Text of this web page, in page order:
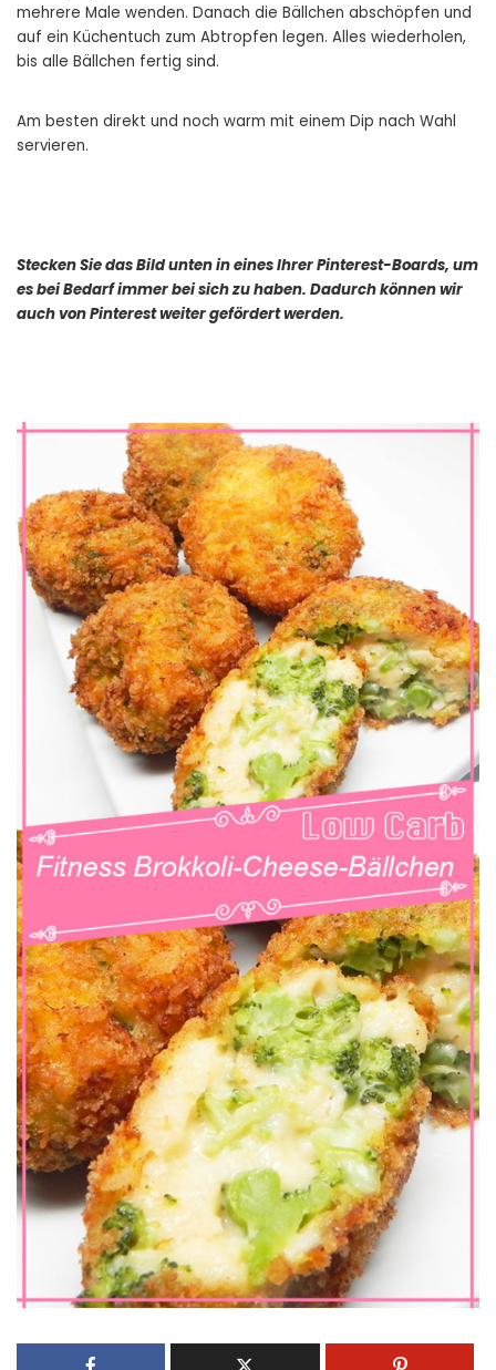
mehrere Male wenden. Danach die Bällchen abschöpfen und
auf ein Küchentuch zum Abtropfen legen. Alles wiederholen,
bis alle Bällchen fertig sind.
Am besten direkt und noch warm mit einem Dip nach Wahl
servieren.
Stecken Sie das Bild unten in eines Ihrer Pinterest-Boards, um
es bei Bedarf immer bei sich zu haben. Dadurch können wir
auch von Pinterest weiter gefördert werden.